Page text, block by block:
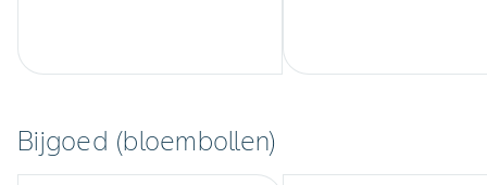
Bijgoed (bloembollen)